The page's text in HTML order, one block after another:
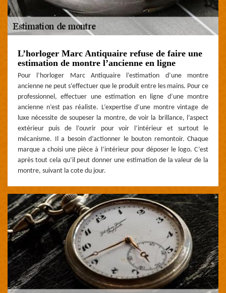
L’horloger Marc Antiquaire refuse de faire une
estimation de montre l’ancienne en ligne
Pour l’horloger Marc Antiquaire l’estimation d’une montre
ancienne ne peut s’effectuer que le produit entre les mains. Pour ce
professionnel, effectuer une estimation en ligne d’une montre
ancienne n’est pas réaliste. L’expertise d’une montre vintage de
luxe nécessite de soupeser la montre, de voir la brillance, l’aspect
extérieur puis de l’ouvrir pour voir l’intérieur et surtout le
mécanisme. Il a besoin d’actionner le bouton remontoir. Chaque
marque a choisi une pièce à l’intérieur pour déposer le logo. C’est
après tout cela qu’il peut donner une estimation de la valeur de la
montre, suivant la cote du jour.